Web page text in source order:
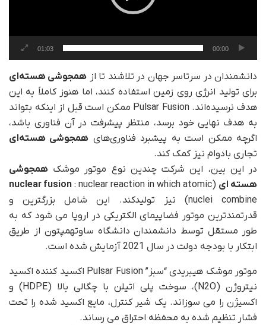
00:00
01:03
دانشمندان در سرتاسر جهان در تلاشند تا از همجوشی هسته‌ای
برای تولید انرژی روی زمین استفاده کنند، اما هنوز کاملاً به این
هدف نرسیده‌اند. Pulsar Fusion ممکن است قبل از اینکه بتواند
به هدف نهایی خود برسد، منتظر پیشرفت در آن فناوری باشد،
اگرچه ممکن است به پیشبرد فناوری‌های همجوشی هسته‌ای
تجاری بادوام نیز کمک کند.
در این بین، این شرکت چندین نوع موتور موشک همجوشی
هسته ای (
nuclear fusion : nuclear reaction in which atomic
nuclei combine) نیز تولیدکند. این شامل بزرگترین و
قدرتمندترین موتور فضاپیمای الکتریکی در اروپا می شود که به
طور مستقل توسط دانشمندان دانشگاه ساوتهمپتون از طریق
ابتکار با بودجه دولت در سال 2021 آزمایش شده است.
موتور موشک هیبریدی “سبز” Pulsar Fusion اکسید کننده اکسید
نیتروژن (N2O)، سوخت پلی اتیلن با چگالی بالا (HDPE) و
اکسیژن را می سوزاند. یک شیر کنترل، مایع اکسید شده را تحت
فشار تنظیم شده به محفظه احتراق می رساند.